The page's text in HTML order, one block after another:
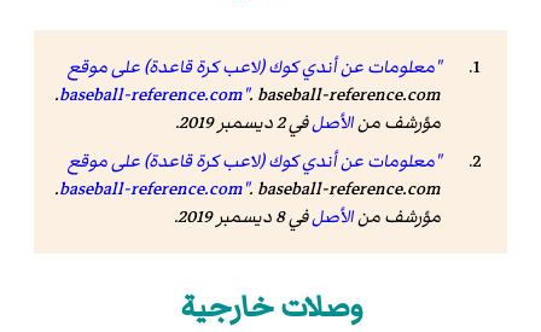
"معلومات عن أندي كوك (لاعب كرة قاعدة) على موقع
baseball-reference.com"
. baseball-reference.com.
مؤرشف منالأصلفي 2 ديسمبر 2019.
"معلومات عن أندي كوك (لاعب كرة قاعدة) على موقع
baseball-reference.com"
. baseball-reference.com.
مؤرشف منالأصلفي 8 ديسمبر 2019.
وصلات خارجية